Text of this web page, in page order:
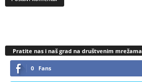
Pratite nas i naš grad na društvenim mrežama
0 Fans